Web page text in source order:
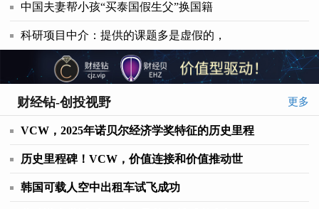
中国夫妻帮小孩“买泰国假生父”换国籍
科研项目中介：提供的课题多是虚假的，
财经钻-创投视野 更多
VCW，2025年诺贝尔经济学奖特征的历史里程
历史里程碑！VCW，价值连接和价值推动世
韩国可载人空中出租车试飞成功